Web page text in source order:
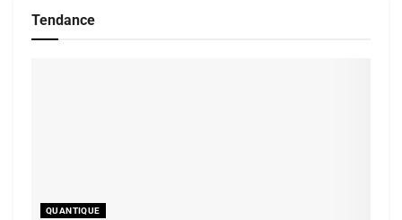
Tendance
QUANTIQUE